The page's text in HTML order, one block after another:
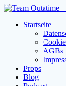
Zum
springenStartseite
AGBs
Props
Blog